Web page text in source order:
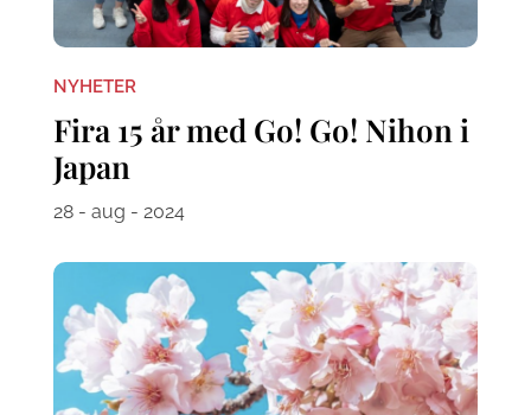
NYHETER
Fira 15 år med Go! Go! Nihon i
Japan
28 - aug - 2024